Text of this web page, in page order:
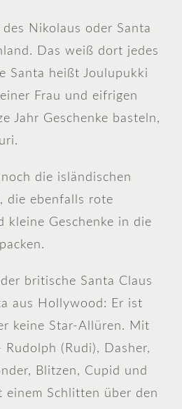
Nikolaus oder Santa
Das weiß dort jedes
Santa heißt Joulupukki
Frau und eifrigen
Jahr Geschenke basteln,
die isländischen
die ebenfalls rote
kleine Geschenke in die
britische Santa Claus
aus Hollywood: Er ist
keine Star-Allüren. Mit
Rudolph (Rudi), Dasher,
Blitzen, Cupid und
einem Schlitten über den